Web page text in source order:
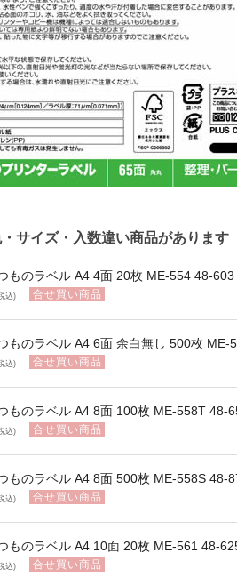
サイズ・入数違い商品があります
ものラベル A4 4面 20枚 ME-554 48-603
込) 合せ買い商品
ものラベル A4 6面 余白無し 500枚 ME-
込) 合せ買い商品
ものラベル A4 8面 100枚 ME-558T 48-
込) 合せ買い商品
ものラベル A4 8面 500枚 ME-558S 48-
込) 合せ買い商品
ものラベル A4 10面 20枚 ME-561 48-
込) 合せ買い商品